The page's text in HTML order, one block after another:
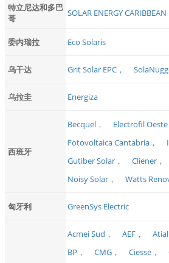
特立尼达和多巴
哥
SOLAR ENERGY CARIBBEAN
委内瑞拉 Eco Solaris
乌干达 Grit Solar EPC，
乌拉圭 Energiza
西班牙
Becquel，
Electrofil
Fotovoltaica Cantabria，
Gutiber Solar，
Cliener，
Noisy Solar，
Watts
匈牙利 GreenSys Electric
Acmei Sud， AEF， Atial
BP，
CMG， Ciesse，